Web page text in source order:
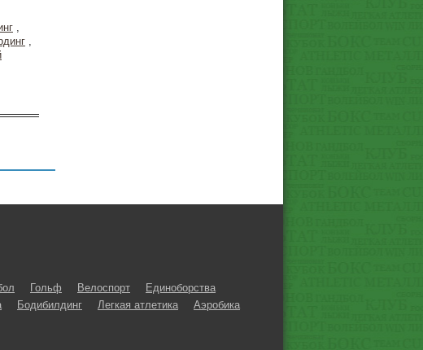
,
,
Гольф Велоспорт
Единоборства
Бодибилдинг Легкая атлетика
Аэробика